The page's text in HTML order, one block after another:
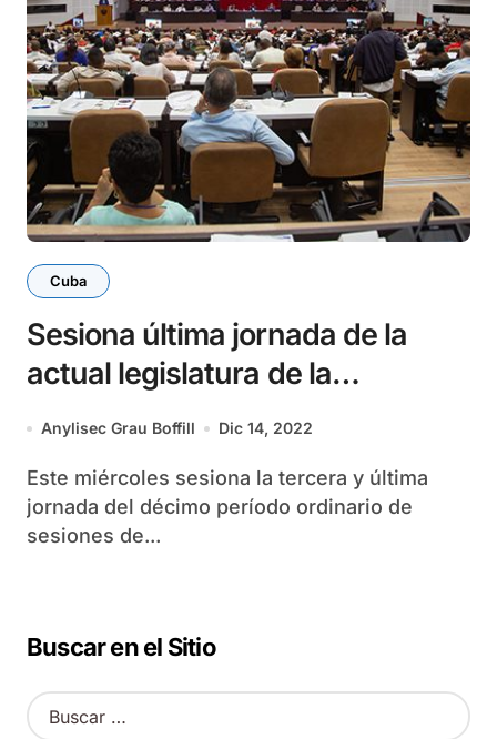
Cuba
Sesiona última jornada de la
actual legislatura de la
Asamblea Nacional
Anylisec Grau Boffill Dic 14, 2022
Este miércoles sesiona la tercera y última
jornada del décimo período ordinario de
sesiones de...
Buscar en el Sitio
B
u